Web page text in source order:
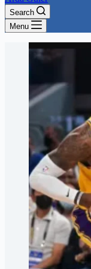
Search
Menu